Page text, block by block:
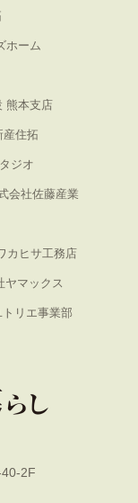
ホーム
熊本支店
産住拓
ジオ
会社佐藤産業
カヒサ工務店
ヤマックス
リエ事業部
2F